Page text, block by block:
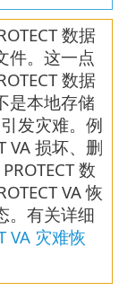
数据
件。这一点
数据
是本地存储
引发灾难。例
VA 损坏、删
数
VA 恢
。有关详细
VA 灾难恢